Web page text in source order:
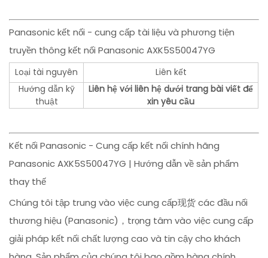
Panasonic kết nối - cung cấp tài liệu và phương tiện
truyền thông kết nối Panasonic AXK5S50047YG
Loại tài nguyên
Liên kết
Hướng dẫn kỹ
thuật
Liên hệ với liên hệ dưới trang bài viết để
xin yêu cầu
Kết nối Panasonic - Cung cấp kết nối chính hãng
Panasonic AXK5S50047YG | Hướng dẫn về sản phẩm
thay thế
Chúng tôi tập trung vào việc cung cấp现货 các đầu nối
thương hiệu (Panasonic)，trọng tâm vào việc cung cấp
giải pháp kết nối chất lượng cao và tin cậy cho khách